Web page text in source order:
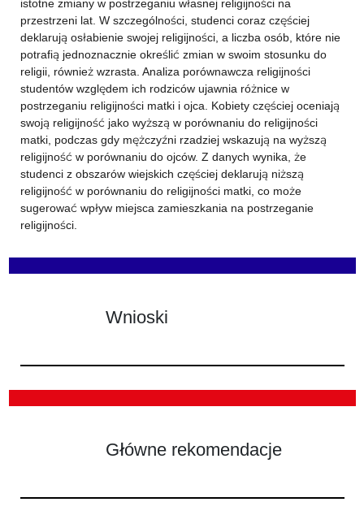
istotne zmiany w postrzeganiu własnej religijności na
przestrzeni lat. W szczególności, studenci coraz częściej
deklarują osłabienie swojej religijności, a liczba osób, które nie
potrafią jednoznacznie określić zmian w swoim stosunku do
religii, również wzrasta. Analiza porównawcza religijności
studentów względem ich rodziców ujawnia różnice w
postrzeganiu religijności matki i ojca. Kobiety częściej oceniają
swoją religijność jako wyższą w porównaniu do religijności
matki, podczas gdy mężczyźni rzadziej wskazują na wyższą
religijność w porównaniu do ojców. Z danych wynika, że
studenci z obszarów wiejskich częściej deklarują niższą
religijność w porównaniu do religijności matki, co może
sugerować wpływ miejsca zamieszkania na postrzeganie
religijności.
Wnioski
Główne rekomendacje